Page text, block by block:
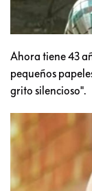
Ahora tiene 43
pequeños
grito silencioso".